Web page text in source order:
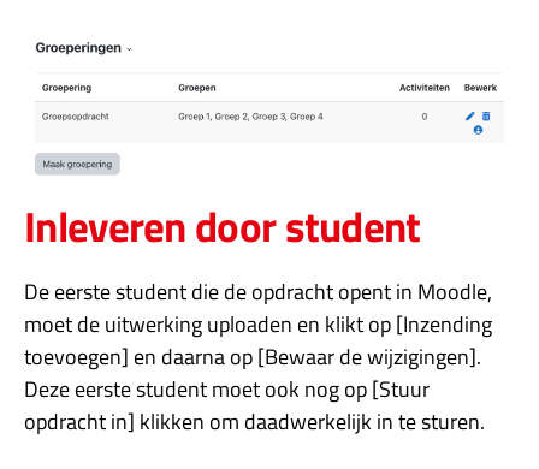
Inleveren door student
De eerste student die de opdracht opent in Moodle,
moet de uitwerking uploaden en klikt op [Inzending
toevoegen] en daarna op [Bewaar de wijzigingen].
Deze eerste student moet ook nog op [Stuur
opdracht in] klikken om daadwerkelijk in te sturen.